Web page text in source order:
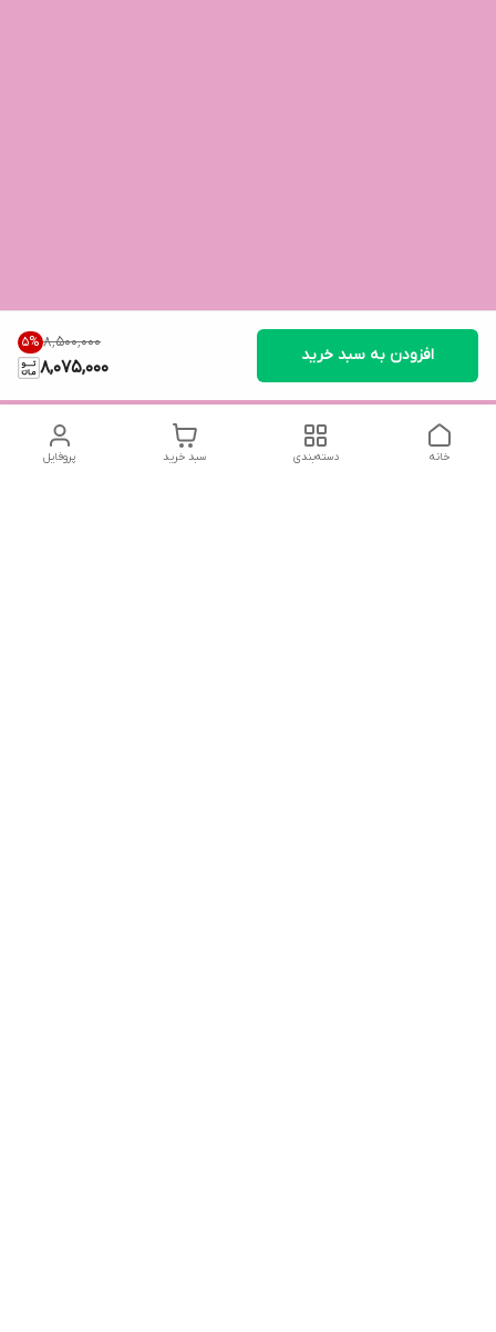
۸٬۵۰۰٬۰۰۰ 5%
8,075,000
افزودن به سبد خرید
پروفایل سبد خرید دسته‌بندی خانه